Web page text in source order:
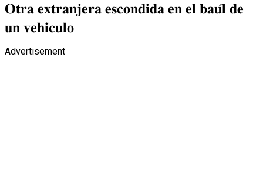
𝐎𝐭𝐫𝐚 𝐞𝐱𝐭𝐫𝐚𝐧𝐣𝐞𝐫𝐚 𝐞𝐬𝐜𝐨𝐧𝐝𝐢𝐝𝐚 𝐞𝐧 𝐞𝐥 𝐛𝐚𝐮́𝐥 𝐝𝐞
𝐮𝐧 𝐯𝐞𝐡𝐢́𝐜𝐮𝐥𝐨
Advertisement